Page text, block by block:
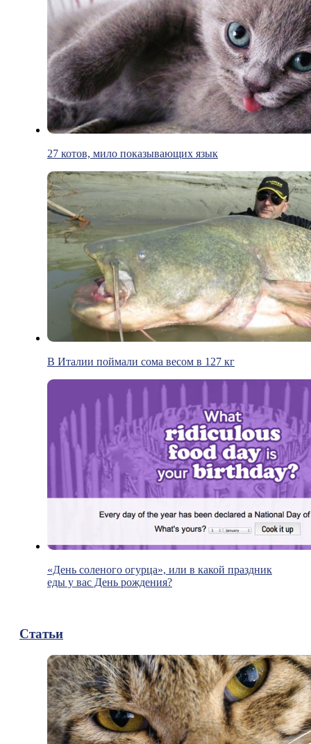
27 котов, мило показывающих язык
В Италии поймали сома весом в 127 кг
«День соленого огурца», или в какой праздник
еды у вас День рождения?
Статьи